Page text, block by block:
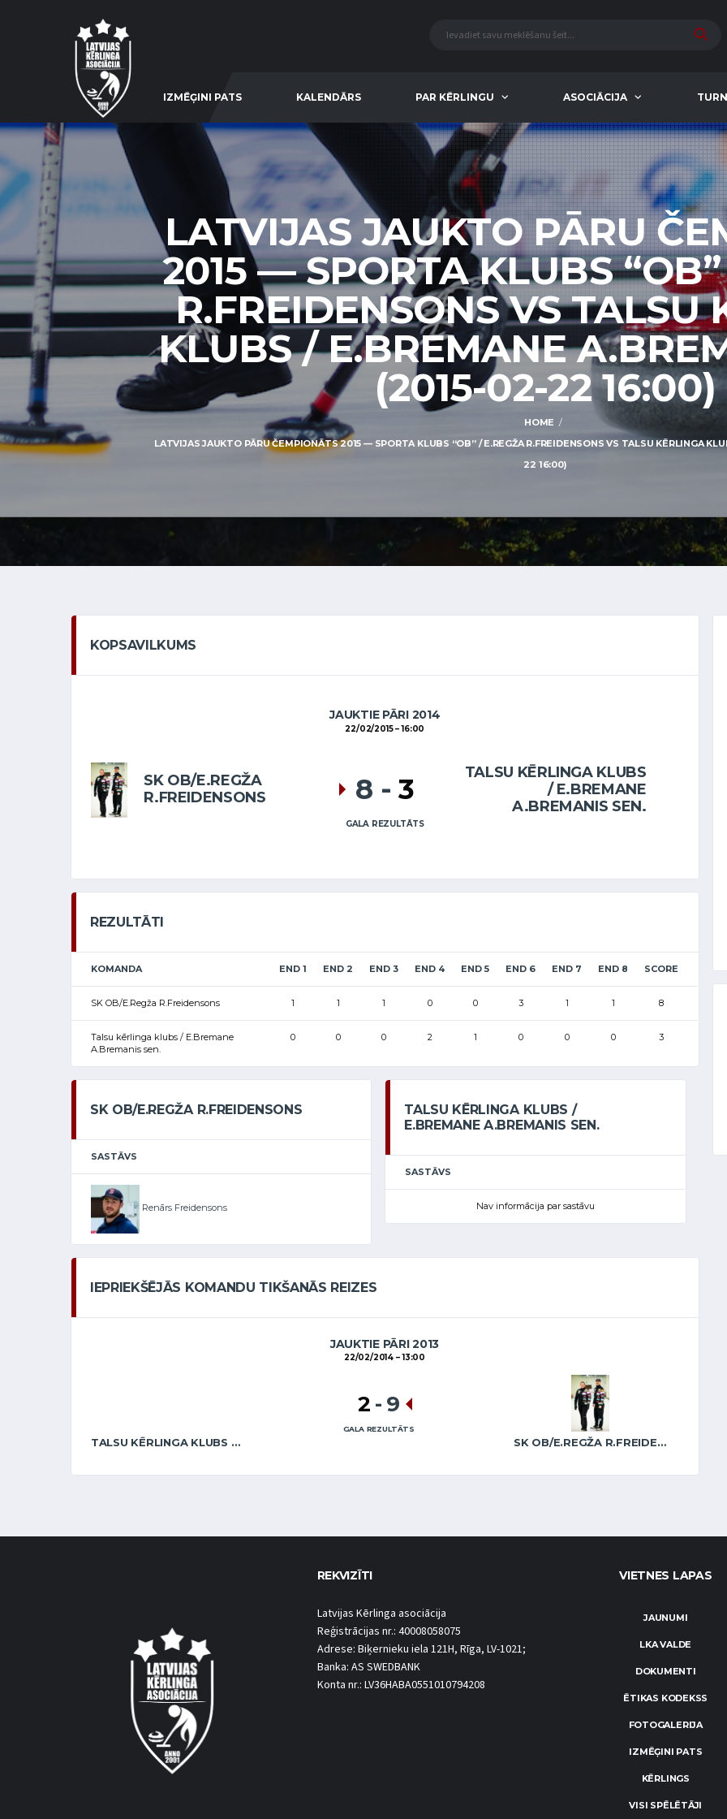
IZMĒĢINI PATS KALENDĀRS PAR KĒRLINGU ASOCIĀCIJA
LATVIJAS JAUKTO PĀRU
2015 — SPORTA KLUBS
R.FREIDENSONS VS TALSU
KLUBS / E.BREMANE
(2015-02-22 16:00)
HOME
LATVIJAS JAUKTO PĀRU ČEMPIONĀTS 2015 — SPORTA KLUBS “OB” / E.REGŽA R.FREIDENSONS VS TALSU KĒRLINGA
22 16:00)
KOPSAVILKUMS
JAUKTIE PĀRI 2014
22/02/2015 16:00
SK OB/E.REGŽA
R.FREIDENSONS
TALSU KĒRLINGA KLUBS
/ E.BREMANE
A.BREMANIS SEN.
8 - 3
GALA REZULTĀTS
REZULTĀTI
KOMANDA END 1 END 2 END 3 END 4 END 5 END 6 END 7 END 8 SCORE
SK OB/E.Regža R.Freidensons 1 1 1 0 0 3 1 1 8
Talsu kērlinga klubs / E.Bremane
A.Bremanis sen.
0 0 0 2 1 0 0 0 3
SK OB/E.REGŽA R.FREIDENSONS
SASTĀVS
Renārs Freidensons
TALSU KĒRLINGA KLUBS /
E.BREMANE A.BREMANIS SEN.
SASTĀVS
Nav informācija par sastāvu
IEPRIEKŠĒJĀS KOMANDU TIKŠANĀS REIZES
JAUKTIE PĀRI 2013
22/02/2014 13:00
TALSU KĒRLINGA KLUBS / E.BREMANE A.BREMANIS SEN. SK OB/E.REGŽA R.FREIDENSONS
2 - 9
GALA REZULTĀTS
REKVIZĪTI
Latvijas Kērlinga asociācija
Reģistrācijas nr.: 40008058075
Adrese: Biķernieku iela 121H, Rīga, LV-1021;
Banka: AS SWEDBANK
Konta nr.: LV36HABA0551010794208
VIETNES LAPAS
JAUNUMI
LKA VALDE
DOKUMENTI
ĒTIKAS KODEKSS
FOTOGALERIJA
IZMĒĢINI PATS
KĒRLINGS
VISI SPĒLĒTĀJI